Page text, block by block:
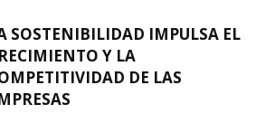
SOSTENIBILIDAD IMPULSA EL
Y LA
DE LAS